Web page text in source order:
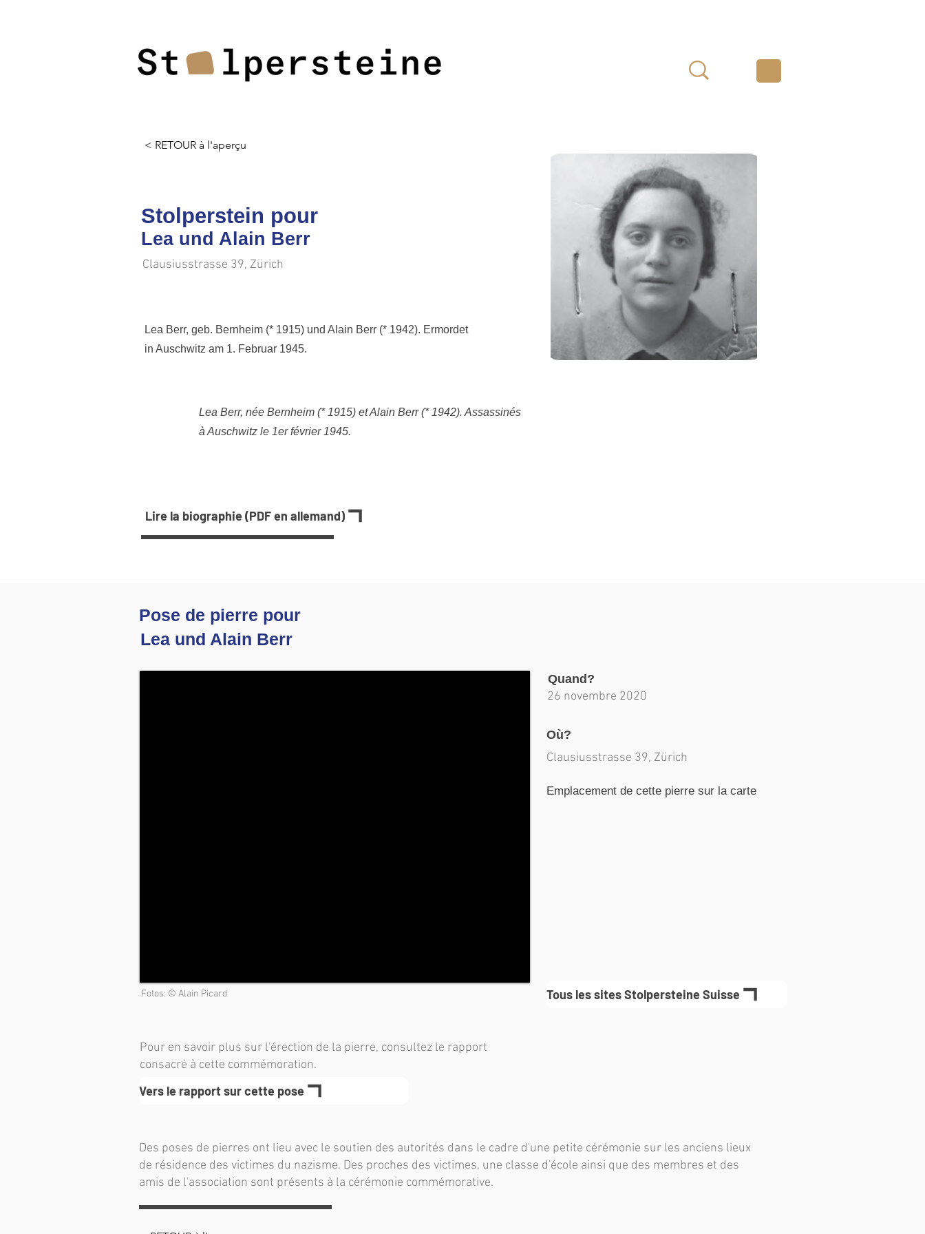
< RETOUR à l'aperçu
Stolperstein pour
Lea und Alain Berr
Clausiusstrasse 39, Zürich
Lea Berr, geb. Bernheim (* 1915) und Alain Berr (* 1942). Ermordet
in Auschwitz am 1. Februar 1945.
Lea Berr, née Bernheim (* 1915) et Alain Berr (* 1942). Assassinés
à Auschwitz le 1er février 1945.
Lire la biographie (PDF en allemand)
Pose de pierre pour
Lea und Alain Berr
Fotos: © Alain Picard
Quand?
26 novembre 2020
Où?
Clausiusstrasse 39, Zürich
Emplacement de cette pierre sur la carte
Tous les sites Stolpersteine Suisse
Pour en savoir plus sur l'érection de la pierre, consultez le rapport
consacré à cette commémoration.
Vers le rapport sur cette pose
Des poses de pierres ont lieu avec le soutien des autorités dans le cadre d'une petite cérémonie sur les anciens lieux
de résidence des victimes du nazisme. Des proches des victimes, une classe d'école ainsi que des membres et des
amis de l'association sont présents à la cérémonie commémorative.